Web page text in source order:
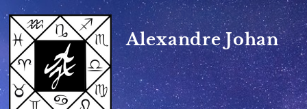
Alexandre Johan